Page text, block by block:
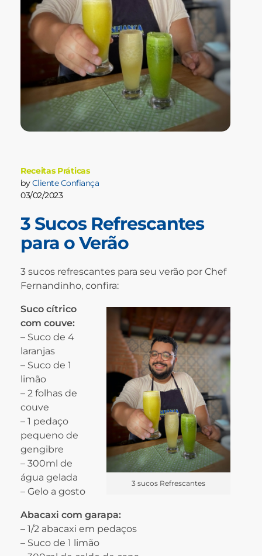
3 Sucos Refrescantes
para o Verão
03/02/2023
by Cliente Confiança
Receitas Práticas
3 sucos refrescantes para seu verão por Chef
Fernandinho, confira:
3 sucos Refrescantes
Suco cítrico
com couve:
– Suco de 4
laranjas
– Suco de 1
limão
– 2 folhas de
couve
– 1 pedaço
pequeno de
gengibre
– 300ml de
água gelada
– Gelo a gosto
Abacaxi com garapa:
– 1/2 abacaxi em pedaços
– Suco de 1 limão